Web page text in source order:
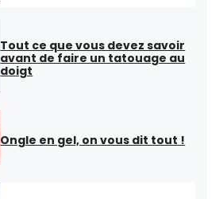
Tout ce que vous devez savoir
avant de faire un tatouage au
doigt
Ongle en gel, on vous dit tout !